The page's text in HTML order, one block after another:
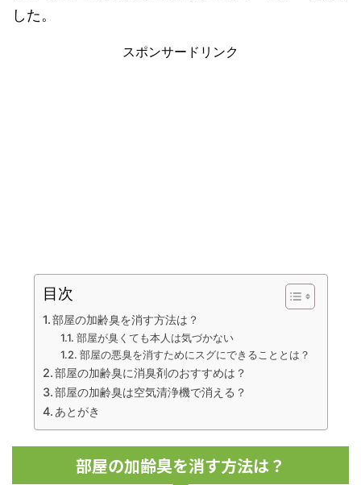
した。
スポンサードリンク
目次
部屋の加齢臭を消す方法は？
部屋が臭くても本人は気づかない
部屋の悪臭を消すためにスグにできることとは？
部屋の加齢臭に消臭剤のおすすめは？
部屋の加齢臭は空気清浄機で消える？
あとがき
部屋の加齢臭を消す方法は？